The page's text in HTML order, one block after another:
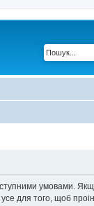
умовами.
для того, щоб